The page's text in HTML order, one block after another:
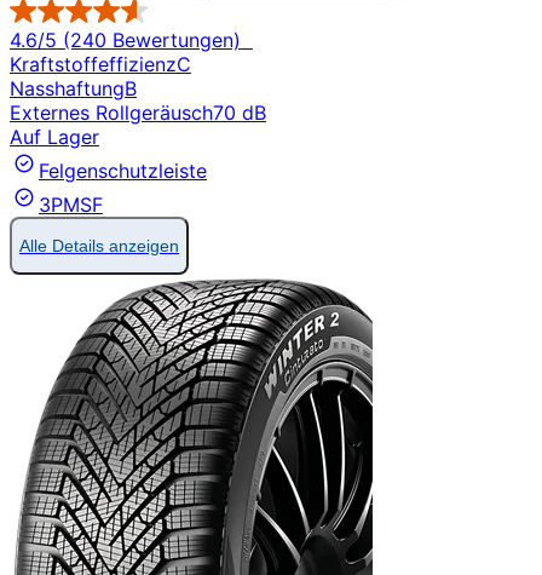
4.6/5 (240 Bewertungen)
KraftstoffeffizienzC
NasshaftungB
Externes Rollgeräusch70 dB
Auf Lager
Felgenschutzleiste
3PMSF
Alle Details anzeigen